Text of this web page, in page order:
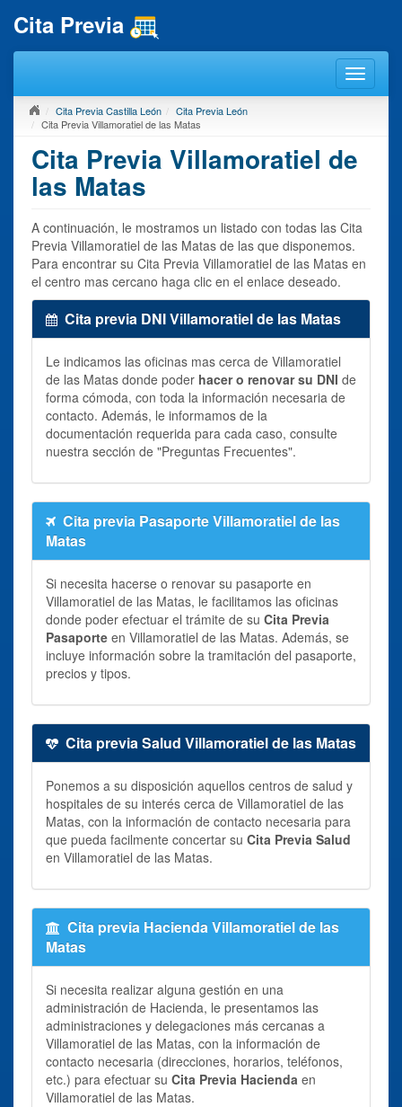
Cita Previa
Cita Previa Castilla León
Cita Previa León
Cita Previa Villamoratiel de las Matas
Cita Previa Villamoratiel de
las Matas
A continuación, le mostramos un listado con todas las Cita
Previa Villamoratiel de las Matas de las que disponemos.
Para encontrar su Cita Previa Villamoratiel de las Matas en
el centro mas cercano haga clic en el enlace deseado.
Cita previa DNI Villamoratiel de las Matas
Le indicamos las oficinas mas cerca de Villamoratiel
de las Matas donde poder hacer o renovar su DNI de
forma cómoda, con toda la información necesaria de
contacto. Además, le informamos de la
documentación requerida para cada caso, consulte
nuestra sección de "Preguntas Frecuentes".
Cita previa Pasaporte Villamoratiel de las
Matas
Si necesita hacerse o renovar su pasaporte en
Villamoratiel de las Matas, le facilitamos las oficinas
donde poder efectuar el trámite de su Cita Previa
Pasaporte en Villamoratiel de las Matas. Además, se
incluye información sobre la tramitación del pasaporte,
precios y tipos.
Cita previa Salud Villamoratiel de las Matas
Ponemos a su disposición aquellos centros de salud y
hospitales de su interés cerca de Villamoratiel de las
Matas, con la información de contacto necesaria para
que pueda facilmente concertar su Cita Previa Salud
en Villamoratiel de las Matas.
Cita previa Hacienda Villamoratiel de las
Matas
Si necesita realizar alguna gestión en una
administración de Hacienda, le presentamos las
administraciones y delegaciones más cercanas a
Villamoratiel de las Matas, con la información de
contacto necesaria (direcciones, horarios, teléfonos,
etc.) para efectuar su Cita Previa Hacienda en
Villamoratiel de las Matas.